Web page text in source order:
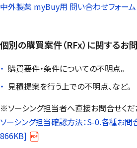
中外製薬 myBuy用 問い合わせフォーム
個別の購買案件（RFx）に関するお
購買要件・条件についての不明点。
見積提案を行う上での不明点、など。
※ソーシング担当者へ直接お問合せくだ
ソーシング担当確認方法：S-0.各種お
866KB]